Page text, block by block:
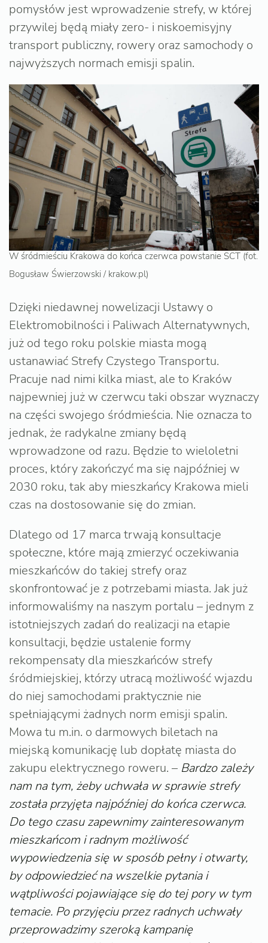
pomysłów jest wprowadzenie strefy, w której
przywilej będą miały zero- i niskoemisyjny
transport publiczny, rowery oraz samochody o
najwyższych normach emisji spalin.
W śródmieściu Krakowa do końca czerwca powstanie SCT (fot.
Bogusław Świerzowski / krakow.pl)
Dzięki niedawnej nowelizacji Ustawy o
Elektromobilności i Paliwach Alternatywnych,
już od tego roku polskie miasta mogą
ustanawiać Strefy Czystego Transportu.
Pracuje nad nimi kilka miast, ale to Kraków
najpewniej już w czerwcu taki obszar wyznaczy
na części swojego śródmieścia. Nie oznacza to
jednak, że radykalne zmiany będą
wprowadzone od razu. Będzie to wieloletni
proces, który zakończyć ma się najpóźniej w
2030 roku, tak aby mieszkańcy Krakowa mieli
czas na dostosowanie się do zmian.
Dlatego od 17 marca trwają konsultacje
społeczne, które mają zmierzyć oczekiwania
mieszkańców do takiej strefy oraz
skonfrontować je z potrzebami miasta. Jak już
informowaliśmy na naszym portalu – jednym z
istotniejszych zadań do realizacji na etapie
konsultacji, będzie ustalenie formy
rekompensaty dla mieszkańców strefy
śródmiejskiej, którzy utracą możliwość wjazdu
do niej samochodami praktycznie nie
spełniającymi żadnych norm emisji spalin.
Mowa tu m.in. o darmowych biletach na
miejską komunikację lub dopłatę miasta do
zakupu elektrycznego roweru. – Bardzo zależy
nam na tym, żeby uchwała w sprawie strefy
została przyjęta najpóźniej do końca czerwca.
Do tego czasu zapewnimy zainteresowanym
mieszkańcom i radnym możliwość
wypowiedzenia się w sposób pełny i otwarty,
by odpowiedzieć na wszelkie pytania i
wątpliwości pojawiające się do tej pory w tym
temacie. Po przyjęciu przez radnych uchwały
przeprowadzimy szeroką kampanię